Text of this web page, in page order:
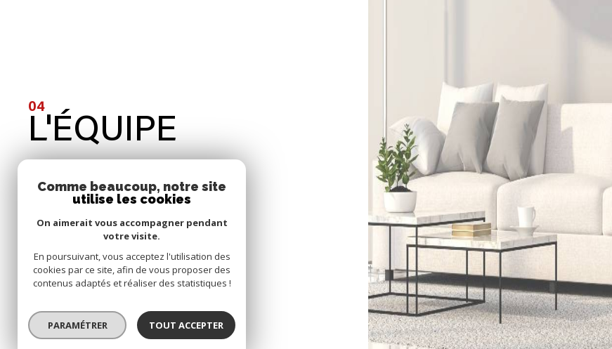
04
L'ÉQUIPE
CONTACT
Vous êtes vendeur ?
estimez votre bien dès à présent
© 2022 Tous droits réservés Traduction powered by Google Nos honoraires Plan du site Mentions légales
Comme beaucoup, notre site
utilise les cookies
On aimerait vous accompagner pendant
votre visite.
En poursuivant, vous acceptez l'utilisation des
cookies par ce site, afin de vous proposer des
contenus adaptés et réaliser des statistiques !
PARAMÉTRER TOUT ACCEPTER